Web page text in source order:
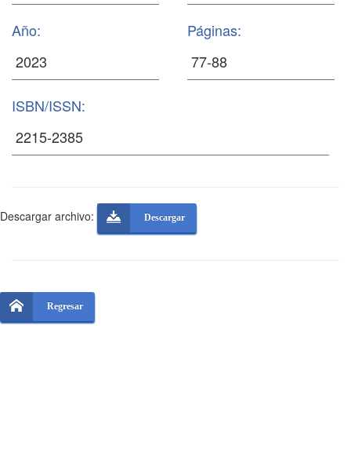
Año: Páginas:
ISBN/ISSN:
Descargar archivo: Descargar
Regresar